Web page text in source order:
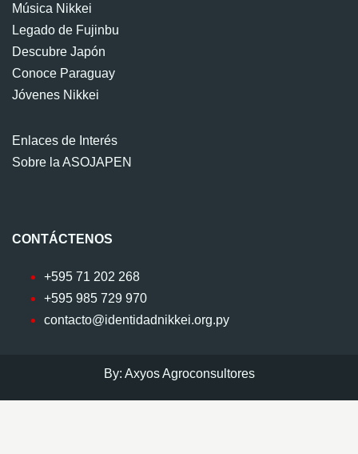
Música Nikkei
Legado de Fujinbu
Descubre Japón
Conoce Paraguay
Jóvenes Nikkei
Enlaces de Interés
Sobre la ASOJAPEN
CONTÁCTENOS
+595 71 202 268
+595 985 729 970
contacto@identidadnikkei.org.py
By: Axyos Agroconsultores